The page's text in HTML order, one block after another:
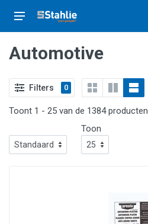
Automotive
Filters 0
Toont 1 - 25 van de 1384 producten
Toon